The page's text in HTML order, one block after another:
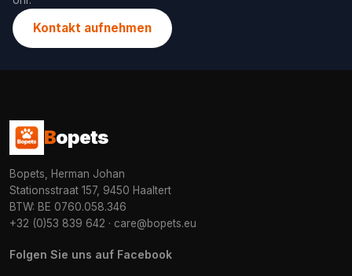
Kontakt aufnehmen
Bopets
Bopets, Herman Johan
Stationsstraat 157, 9450 Haaltert
BTW: BE 0760.058.346
+32 (0)53 839 642 · care@bopets.eu
Folgen Sie uns auf Facebook